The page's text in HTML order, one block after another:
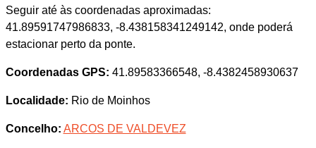
Seguir até às coordenadas aproximadas:
41.89591747986833, -8.438158341249142, onde poderá
estacionar perto da ponte.
Coordenadas GPS: 41.89583366548, -8.4382458930637
Localidade: Rio de Moinhos
Concelho: ARCOS DE VALDEVEZ